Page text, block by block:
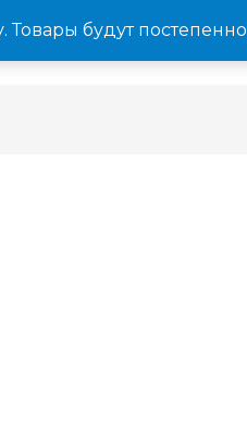
Товары будут
Главная